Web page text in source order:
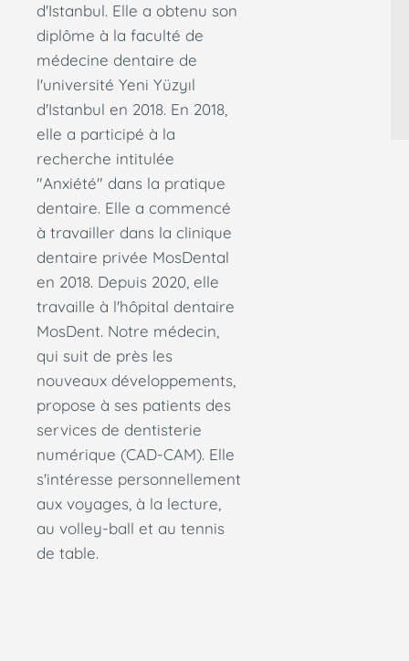
d'Istanbul. Elle a obtenu son
diplôme à la faculté de
médecine dentaire de
l'université Yeni Yüzyıl
d'Istanbul en 2018. En 2018,
elle a participé à la
recherche intitulée
"Anxiété" dans la pratique
dentaire. Elle a commencé
à travailler dans la clinique
dentaire privée MosDental
en 2018. Depuis 2020, elle
travaille à l'hôpital dentaire
MosDent. Notre médecin,
qui suit de près les
nouveaux développements,
propose à ses patients des
services de dentisterie
numérique (CAD-CAM). Elle
s'intéresse personnellement
aux voyages, à la lecture,
au volley-ball et au tennis
de table.